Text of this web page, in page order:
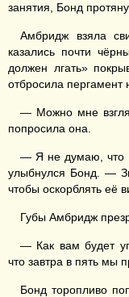
занятия, Бонд
Амбридж взяла
казались почти
должен лгать»
отбросила пергамент
— Можно мне
попросила она.
— Я не думаю, что
улыбнулся Бонд. —
чтобы оскорблять её
Губы Амбридж
— Как вам будет
что завтра в пять мы
Бонд торопливо